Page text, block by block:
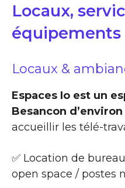
Locaux,
équipements
Locaux &
Espaces Io est un
Besancon d’environ
accueillir les télé-
✅ Location de
open space / postes